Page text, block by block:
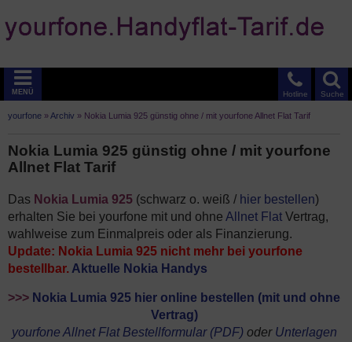
Suche
Hotline
MENÜ
yourfone »Archiv » Nokia Lumia 925 günstig ohne / mit yourfone Allnet Flat Tarif
Nokia Lumia 925 günstig ohne / mit yourfone
Allnet Flat Tarif
Das Nokia Lumia 925 (schwarz o. weiß / hier bestellen)
erhalten Sie bei yourfone mit und ohne Allnet Flat Vertrag,
wahlweise zum Einmalpreis oder als Finanzierung.
Update: Nokia Lumia 925 nicht mehr bei yourfone
bestellbar. Aktuelle Nokia Handys
>>> Nokia Lumia 925 hier online bestellen (mit und ohne
Vertrag)
yourfone Allnet Flat Bestellformular (PDF) oder Unterlagen